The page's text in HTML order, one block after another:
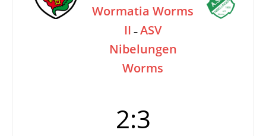
Wormatia Worms
II – ASV
Nibelungen
Worms
2:3